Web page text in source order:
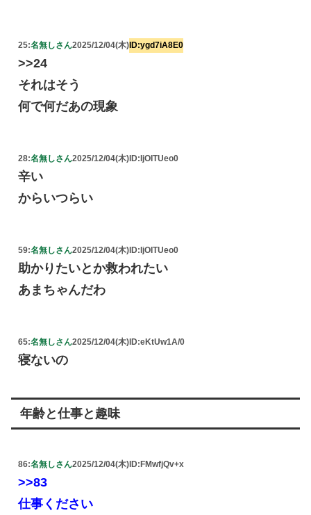
25:名無しさん2025/12/04(木) ID:ygd7iA8E0
>>24
それはそう
何で何だあの現象
28:名無しさん2025/12/04(木) ID:IjOITUeo0
辛い
からいつらい
59:名無しさん2025/12/04(木)ID:IjOITUeo0
助かりたいとか救われたい
あまちゃんだわ
65:名無しさん2025/12/04(木)ID:eKtUw1A/0
寝ないの
年齢と仕事と趣味
86:名無しさん2025/12/04(木)ID:FMwfjQv+x
>>83
仕事ください